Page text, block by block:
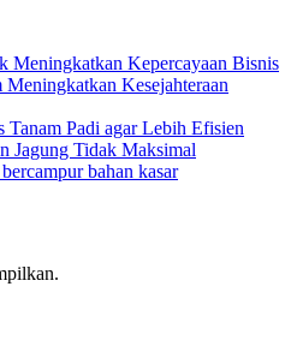
Meningkatkan Kepercayaan Bisnis
Meningkatkan Kesejahteraan
Tanam Padi agar Lebih Efisien
Jagung Tidak Maksimal
bahan kasar